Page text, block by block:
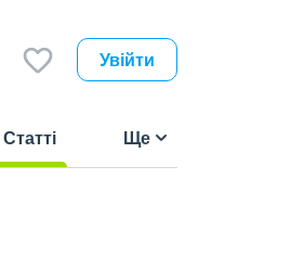
Увійти
Статті
Ще